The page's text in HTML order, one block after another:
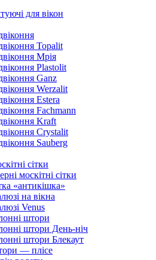
для вікон
Topalit
Мрія
Plastolit
Ganz
Werzalit
Estera
Fachmann
Kraft
Crystalit
Sauberg
сітки
москітні сітки
«антикішка»
на вікна
Venus
штори
штори День-ніч
штори Блекаут
— плісе